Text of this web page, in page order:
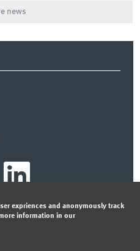
news
expriences and anonymously track
information in our